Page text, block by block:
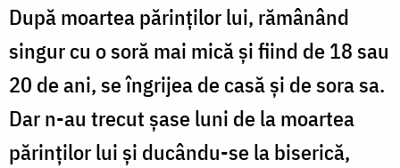
După moartea părinților lui, rămânând
singur cu o soră mai mică și fiind de 18 sau
20 de ani, se îngrijea de casă și de sora sa.
Dar n-au trecut șase luni de la moartea
părin­ților lui și ducându-se la biserică,